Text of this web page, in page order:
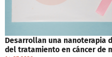
Desarrollan una nanoterapia
del tratamiento en cáncer de